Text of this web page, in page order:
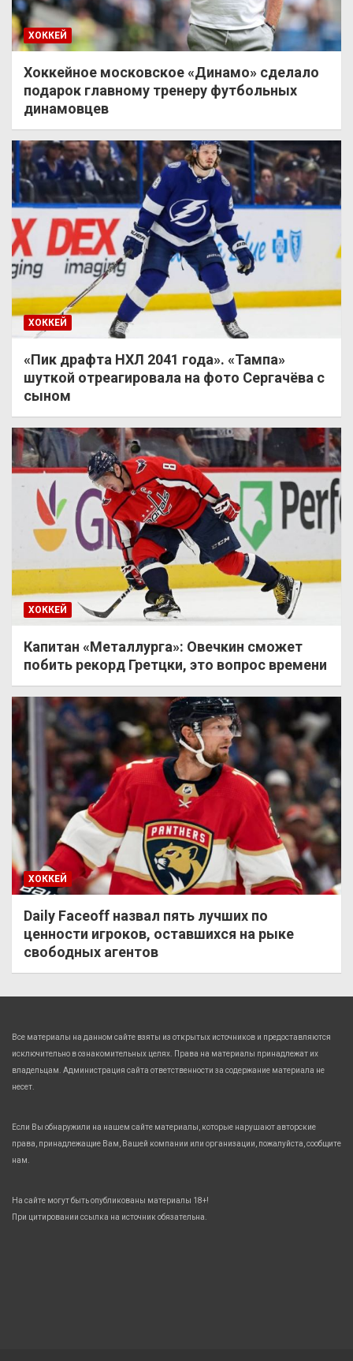
ХОККЕЙ
Хоккейное московское «Динамо» сделало
подарок главному тренеру футбольных
динамовцев
ХОККЕЙ
«Пик драфта НХЛ 2041 года». «Тампа»
шуткой отреагировала на фото Сергачёва с
сыном
ХОККЕЙ
Капитан «Металлурга»: Овечкин сможет
побить рекорд Гретцки, это вопрос времени
ХОККЕЙ
Daily Faceoff назвал пять лучших по
ценности игроков, оставшихся на рыке
свободных агентов
Все материалы на данном сайте взяты из открытых источников и предоставляются
исключительно в ознакомительных целях. Права на материалы принадлежат их
владельцам. Администрация сайта ответственности за содержание материала не
несет.
Если Вы обнаружили на нашем сайте материалы, которые нарушают авторские
права, принадлежащие Вам, Вашей компании или организации, пожалуйста, сообщите
нам.
На сайте могут быть опубликованы материалы 18+!
При цитировании ссылка на источник обязательна.